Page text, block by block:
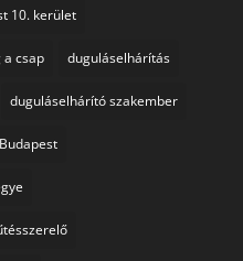
10. kerület
a csap duguláselhárítás
duguláselhárító szakember